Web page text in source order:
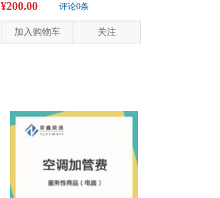
评论0条
¥200.00
加入购物车 关注